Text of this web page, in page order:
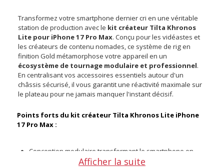
Transformez votre smartphone dernier cri en une véritable
station de production avec le kit créateur Tilta Khronos
Lite pour iPhone 17 Pro Max. Conçu pour les vidéastes et
les créateurs de contenu nomades, ce système de rig en
finition Gold métamorphose votre appareil en un
écosystème de tournage modulaire et professionnel.
En centralisant vos accessoires essentiels autour d'un
châssis sécurisé, il vous garantit une réactivité maximale sur
le plateau pour ne jamais manquer l'instant décisif.
Points forts du kit créateur Tilta Khronos Lite iPhone
17 Pro Max :
Conception modulaire transformant le smartphone en
Afficher la suite